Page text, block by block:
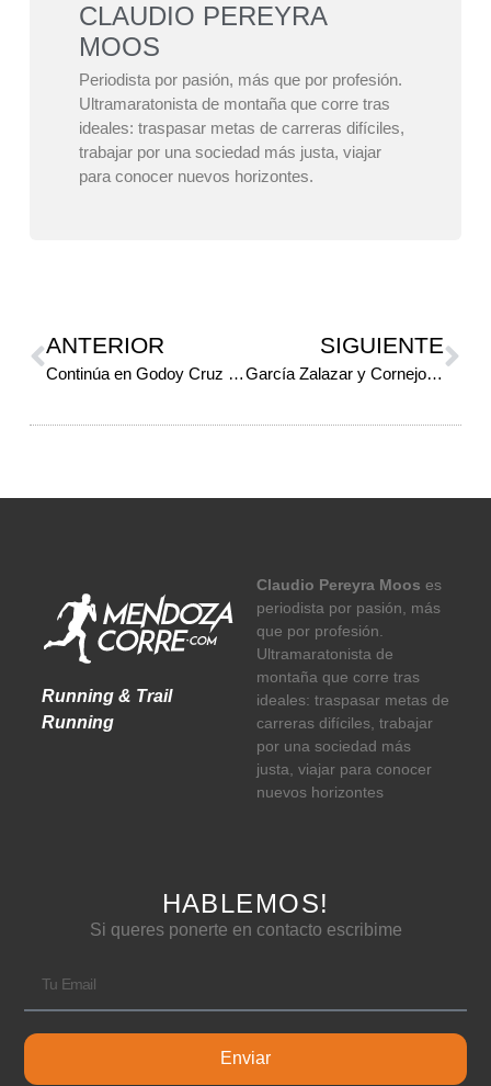
CLAUDIO PEREYRA
MOOS
Periodista por pasión, más que por profesión.
Ultramaratonista de montaña que corre tras
ideales: traspasar metas de carreras difíciles,
trabajar por una sociedad más justa, viajar
para conocer nuevos horizontes.
ANTERIOR
Continúa en Godoy Cruz el Circuito de Dua
SIGUIENTE
García Zalazar y Cornejo recorrieron las obras del Viaducto Integrador del Oeste
Running & Trail
Running
Claudio Pereyra Moos es
periodista por pasión, más
que por profesión.
Ultramaratonista de
montaña que corre tras
ideales: traspasar metas de
carreras difíciles, trabajar
por una sociedad más
justa, viajar para conocer
nuevos horizontes
HABLEMOS!
Si queres ponerte en contacto escribime
Enviar